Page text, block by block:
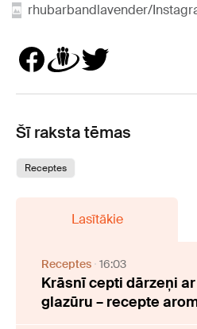
rhubarbandlavender/
Šī raksta tēmas
Receptes
Lasītākie
Receptes 16:03
Krāsnī cepti dārzeņi
glazūru – recepte